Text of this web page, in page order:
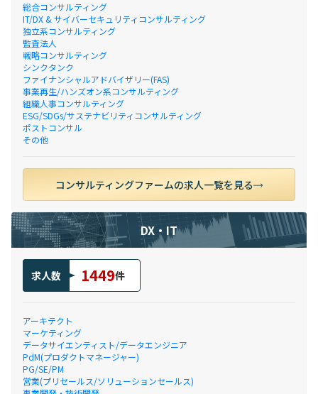
総合コンサルティング
IT/DX & サイバーセキュリティコンサルティング
独立系コンサルティング
監査法人
戦略コンサルティング
シンクタンク
ファイナンシャルアドバイザリー(FAS)
事業再生/ハンズオン系コンサルティング
組織人事コンサルティング
ESG/SDGs/サステナビリティコンサルティング
ポストコンサル
その他
コンサルティングファームの求人一覧を見る
DX・IT
求人数 1449件
アーキテクト
マーケティング
データサイエンティスト/データエンジニア
PdM(プロダクトマネージャー)
PG/SE/PM
営業(プリセールス/ソリューションセールス)